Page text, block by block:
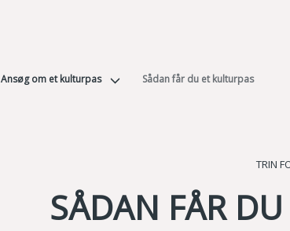
Ansøg om et kulturpas Sådan får du et kulturpas
TRIN
SÅDAN FÅR